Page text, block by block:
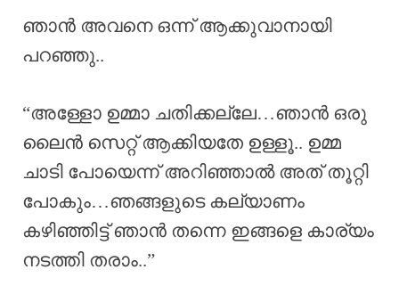
ഞാൻ അവനെ ഒന്ന് ആക്കുവാനായി
പറഞ്ഞു..
“അള്ളോ ഉമ്മാ ചതിക്കല്ലേ…ഞാൻ ഒരു
ലൈൻ സെറ്റ് ആക്കിയതേ ഉള്ളൂ.. ഉമ്മ
ചാടി പോയെന്ന് അറിഞ്ഞാൽ അത് തൂറ്റി
പോകും…ഞങ്ങളുടെ കല്യാണം
കഴിഞ്ഞിട്ട് ഞാൻ തന്നെ ഇങ്ങളെ കാര്യം
നടത്തി തരാം..”